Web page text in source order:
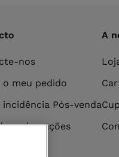
nos
o meu pedido
incidência Pós-venda
reclamações
A